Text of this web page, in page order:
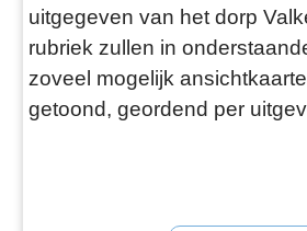
uitgegeven van het dorp
rubriek zullen in
zoveel mogelijk
getoond, geordend per